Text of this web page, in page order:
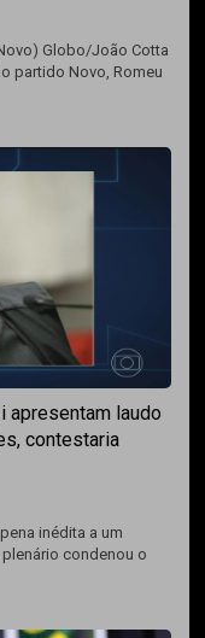
Globo/João Cotta
partido Novo, Romeu
apresentam laudo
contestaria
inédita a um
condenou o